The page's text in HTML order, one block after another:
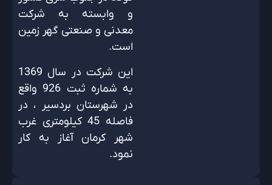
و وابسته به شرکت
معدنی و صنعتی گهر زمین
است.
این شرکت در سال 1369
به شماره ثبت 926 واقع
در شهرستان بردسیر ، در
فاصله 45 کیلومتری غرب
شهر کرمان آغاز به کار
نمود.